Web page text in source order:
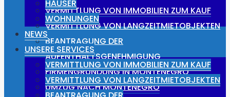
VERMITTLUNG VON IMMOBILIEN ZUM KAUF
VERMITTLUNG VON LANGZEITMIETOBJEKTEN
BEANTRAGUNG DER
AUFENTHALTSGENEHMIGUNG
FIRMENGRÜNDUNG IN MONTENEGRO
UMZUG NACH MONTENEGRO
HÄUSER
WOHNUNGEN
NEWS
UNSERE SERVICES
VERMITTLUNG VON IMMOBILIEN ZUM KAUF
VERMITTLUNG VON LANGZEITMIETOBJEKTEN